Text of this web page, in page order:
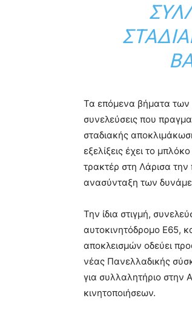
Τα επόμενα βήματα των
συνελεύσεις που
σταδιακής
εξελίξεις έχει το
τρακτέρ στη Λάρισα
ανασύνταξη των
Την ίδια στιγμή,
αυτοκινητόδρομο Ε65,
αποκλεισμών οδεύει
νέας Πανελλαδικής
για συλλαλητήριο στην
κινητοποιήσεων.